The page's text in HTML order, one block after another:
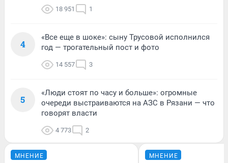
18 951 1
4
«Все еще в шоке»: сыну Трусовой исполнился
год — трогательный пост и фото
14 557 3
5
«Люди стоят по часу и больше»: огромные
очереди выстраиваются на АЗС в Рязани — что
говорят власти
4 773 2
МНЕНИЕ МНЕНИЕ